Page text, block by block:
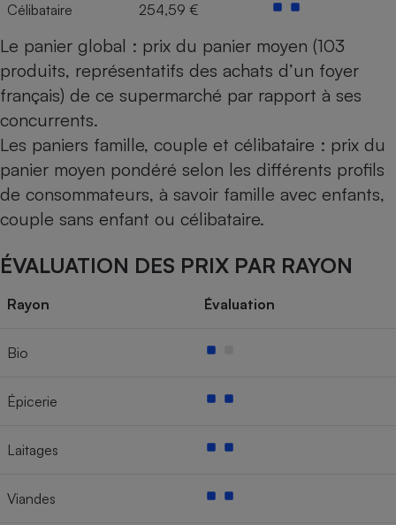
Célibataire 254,59 €
Le panier global : prix du panier moyen (103
produits, représentatifs des achats d’un foyer
français) de ce supermarché par rapport à ses
concurrents.
Les paniers famille, couple et célibataire : prix du
panier moyen pondéré selon les différents profils
de consommateurs, à savoir famille avec enfants,
couple sans enfant ou célibataire.
ÉVALUATION DES PRIX PAR RAYON
Rayon Évaluation
Bio
Épicerie
Laitages
Viandes